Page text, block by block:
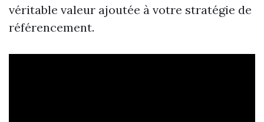
véritable valeur ajoutée à votre stratégie de
référencement.